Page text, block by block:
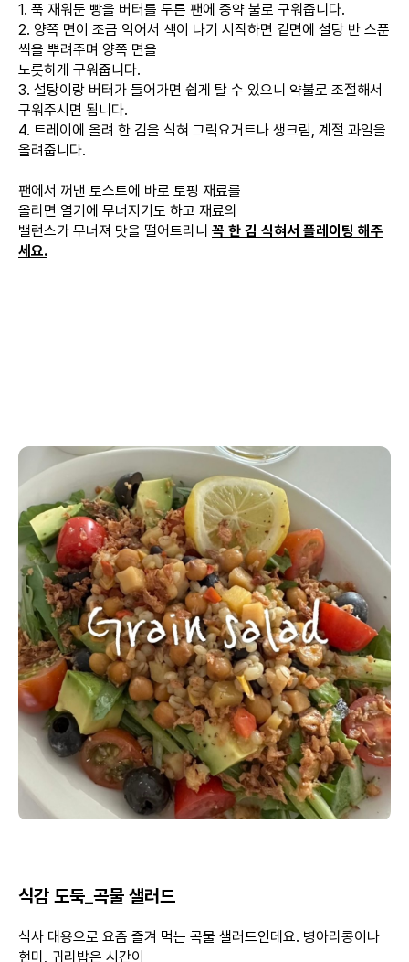
1. 푹 재워둔 빵을 버터를 두른 팬에 중약 불로 구워줍니다.
2. 양쪽 면이 조금 익어서 색이 나기 시작하면 겉면에 설탕 반 스푼
씩을 뿌려주며 양쪽 면을
노릇하게 구워줍니다.
3. 설탕이랑 버터가 들어가면 쉽게 탈 수 있으니 약불로 조절해서
구워주시면 됩니다.
4. 트레이에 올려 한 김을 식혀 그릭요거트나 생크림, 계절 과일을
올려줍니다.
팬에서 꺼낸 토스트에 바로 토핑 재료를
올리면 열기에 무너지기도 하고 재료의
밸런스가 무너져 맛을 떨어트리니 꼭 한 김 식혀서 플레이팅 해주
세요.
식감 도둑_곡물 샐러드
식사 대용으로 요즘 즐겨 먹는 곡물 샐러드인데요. 병아리콩이나
현미, 귀리밥은 시간이